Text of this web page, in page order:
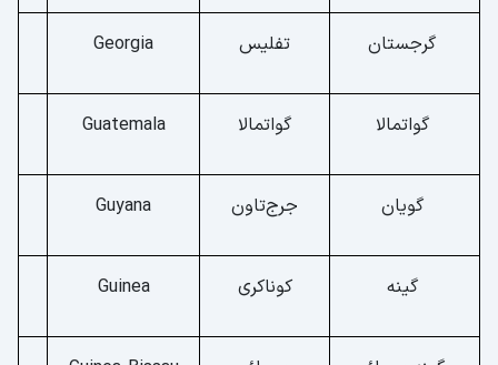
گرجستان تفلیس Georgia
گواتمالا گواتمالا Guatemala
گویان جرج‌تاون Guyana
گینه کوناکری Guinea